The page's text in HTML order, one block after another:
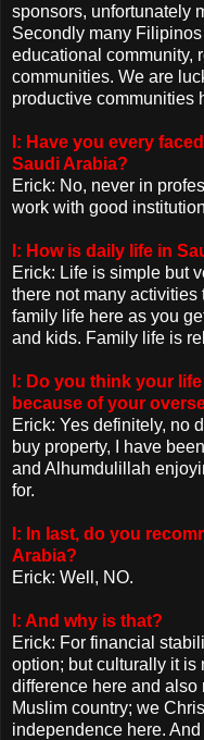
sponsors, unfortunately
Secondly many
educational community,
communities. We are
productive communities
I: Have you every
Saudi Arabia?
Erick: No, never in
work with good
I: How is daily life in
Erick: Life is simple but
there not many
family life here as you
and kids. Family life is
I: Do you think your
because of your
Erick: Yes definitely, no
buy property, I have
and Alhumdulillah
for.
I: In last, do you
Arabia?
Erick: Well, NO.
I: And why is that?
Erick: For financial
option; but culturally it is
difference here and
Muslim country; we
independence here.